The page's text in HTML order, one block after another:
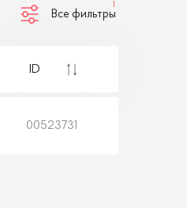
Все фильтры
1
ID
00523731